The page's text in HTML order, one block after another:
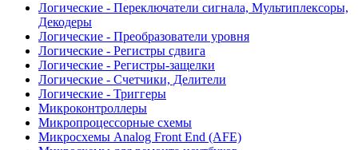
Логические - Переключатели сигнала, Мультиплексоры,
Декодеры
Логические - Преобразователи уровня
Логические - Регистры сдвига
Логические - Регистры-защелки
Логические - Счетчики, Делители
Логические - Триггеры
Микроконтроллеры
Микропроцессорные схемы
Микросхемы Analog Front End (AFE)